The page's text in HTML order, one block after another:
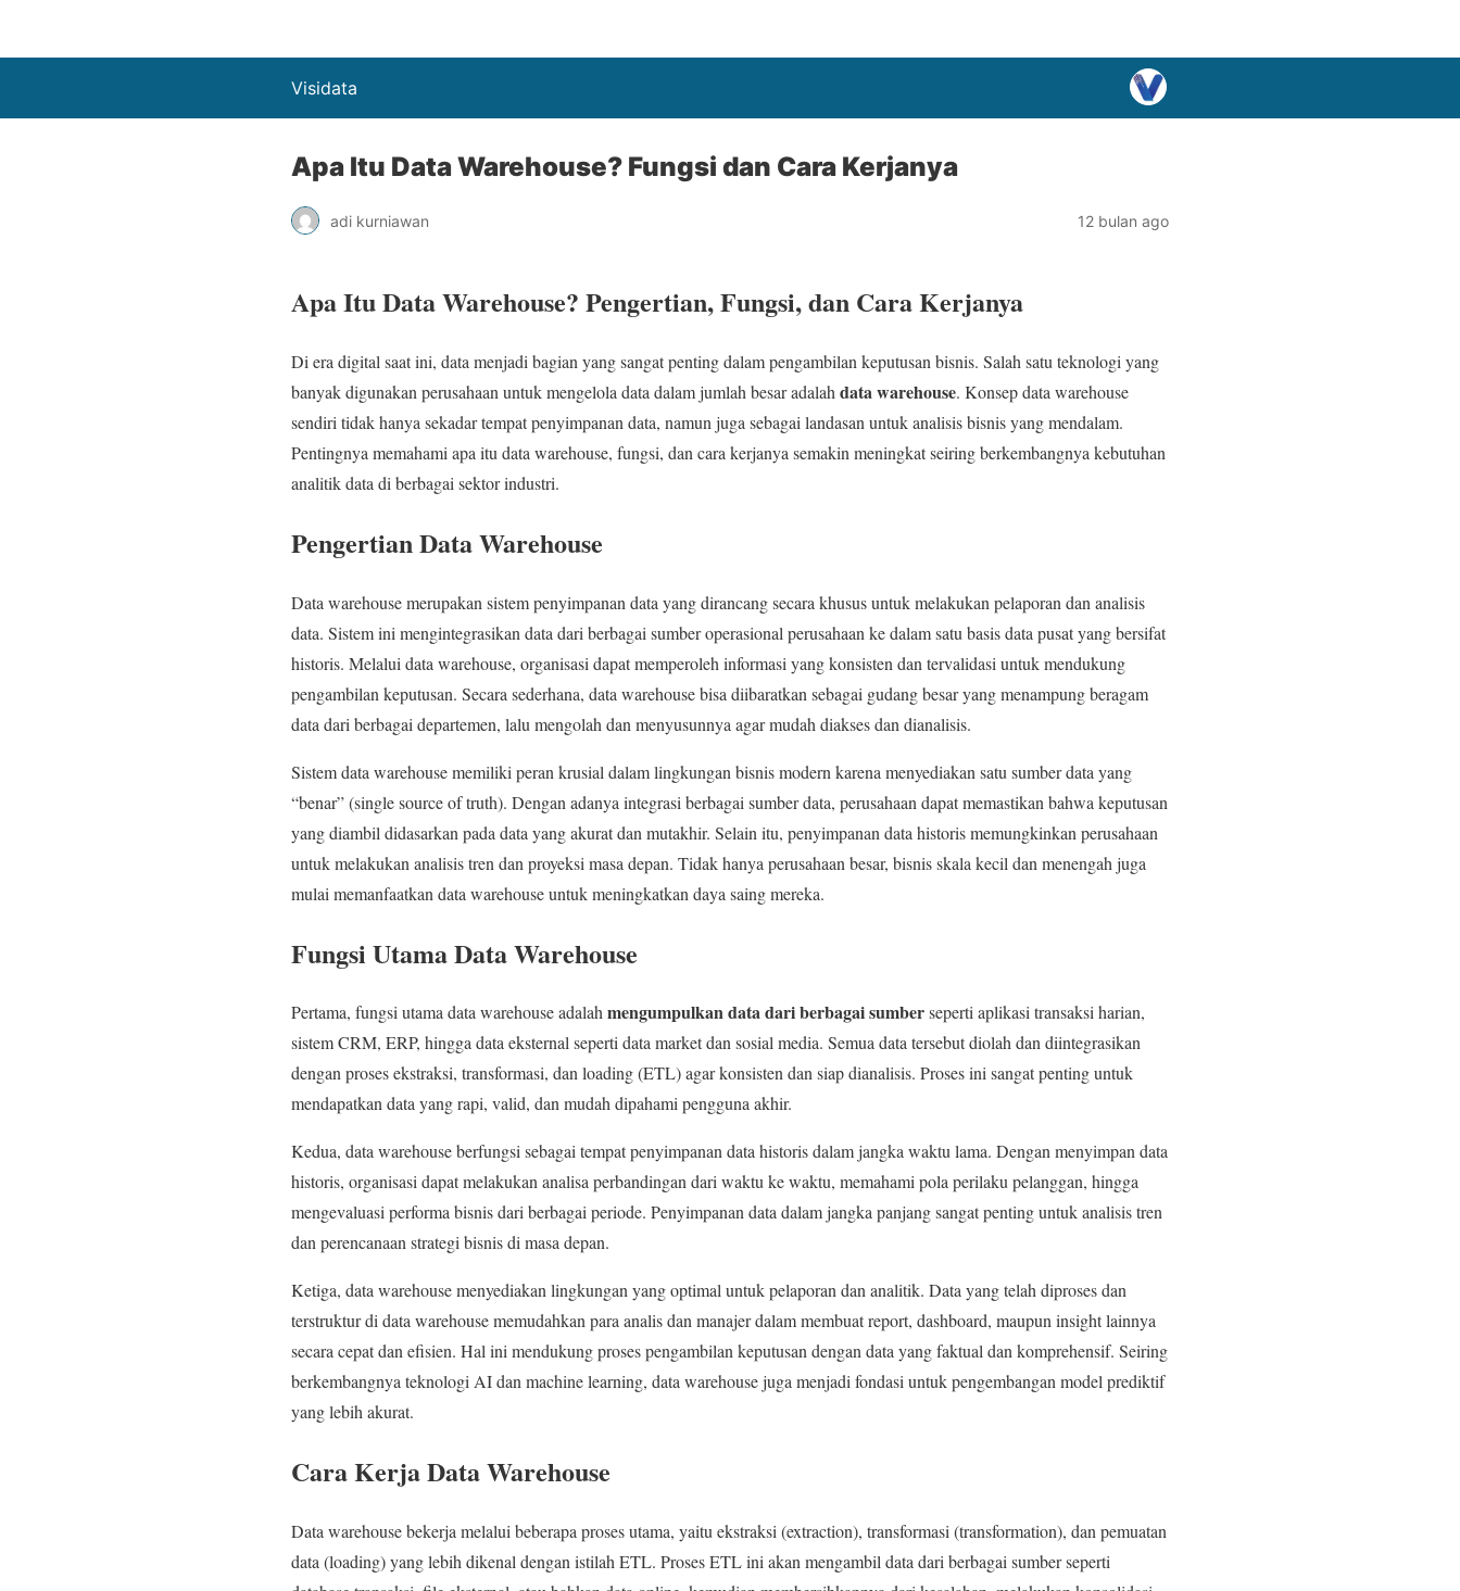
Visidata
Apa Itu Data Warehouse? Fungsi dan Cara Kerjanya
adi kurniawan 12 bulan ago
Apa Itu Data Warehouse? Pengertian, Fungsi, dan Cara Kerjanya
Di era digital saat ini, data menjadi bagian yang sangat penting dalam pengambilan keputusan bisnis. Salah satu teknologi yang
banyak digunakan perusahaan untuk mengelola data dalam jumlah besar adalah data warehouse. Konsep data warehouse
sendiri tidak hanya sekadar tempat penyimpanan data, namun juga sebagai landasan untuk analisis bisnis yang mendalam.
Pentingnya memahami apa itu data warehouse, fungsi, dan cara kerjanya semakin meningkat seiring berkembangnya kebutuhan
analitik data di berbagai sektor industri.
Pengertian Data Warehouse
Data warehouse merupakan sistem penyimpanan data yang dirancang secara khusus untuk melakukan pelaporan dan analisis
data. Sistem ini mengintegrasikan data dari berbagai sumber operasional perusahaan ke dalam satu basis data pusat yang bersifat
historis. Melalui data warehouse, organisasi dapat memperoleh informasi yang konsisten dan tervalidasi untuk mendukung
pengambilan keputusan. Secara sederhana, data warehouse bisa diibaratkan sebagai gudang besar yang menampung beragam
data dari berbagai departemen, lalu mengolah dan menyusunnya agar mudah diakses dan dianalisis.
Sistem data warehouse memiliki peran krusial dalam lingkungan bisnis modern karena menyediakan satu sumber data yang
“benar” (single source of truth). Dengan adanya integrasi berbagai sumber data, perusahaan dapat memastikan bahwa keputusan
yang diambil didasarkan pada data yang akurat dan mutakhir. Selain itu, penyimpanan data historis memungkinkan perusahaan
untuk melakukan analisis tren dan proyeksi masa depan. Tidak hanya perusahaan besar, bisnis skala kecil dan menengah juga
mulai memanfaatkan data warehouse untuk meningkatkan daya saing mereka.
Fungsi Utama Data Warehouse
Pertama, fungsi utama data warehouse adalahmengumpulkan data dari berbagai sumberseperti aplikasi transaksi harian,
sistem CRM, ERP, hingga data eksternal seperti data market dan sosial media. Semua data tersebut diolah dan diintegrasikan
dengan proses ekstraksi, transformasi, dan loading (ETL) agar konsisten dan siap dianalisis. Proses ini sangat penting untuk
mendapatkan data yang rapi, valid, dan mudah dipahami pengguna akhir.
Kedua, data warehouse berfungsi sebagai tempat penyimpanan data historis dalam jangka waktu lama. Dengan menyimpan data
historis, organisasi dapat melakukan analisa perbandingan dari waktu ke waktu, memahami pola perilaku pelanggan, hingga
mengevaluasi performa bisnis dari berbagai periode. Penyimpanan data dalam jangka panjang sangat penting untuk analisis tren
dan perencanaan strategi bisnis di masa depan.
Ketiga, data warehouse menyediakan lingkungan yang optimal untuk pelaporan dan analitik. Data yang telah diproses dan
terstruktur di data warehouse memudahkan para analis dan manajer dalam membuat report, dashboard, maupun insight lainnya
secara cepat dan efisien. Hal ini mendukung proses pengambilan keputusan dengan data yang faktual dan komprehensif. Seiring
berkembangnya teknologi AI dan machine learning, data warehouse juga menjadi fondasi untuk pengembangan model prediktif
yang lebih akurat.
Cara Kerja Data Warehouse
Data warehouse bekerja melalui beberapa proses utama, yaitu ekstraksi (extraction), transformasi (transformation), dan pemuatan
data (loading) yang lebih dikenal dengan istilah ETL. Proses ETL ini akan mengambil data dari berbagai sumber seperti